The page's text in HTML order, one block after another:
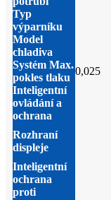
Typ
výparníku
Model
chladiva
Systém Max.
pokles tlaku
0,025
Inteligentní
ovládání a
ochrana
Rozhraní
displeje
Inteligentní
ochrana
proti